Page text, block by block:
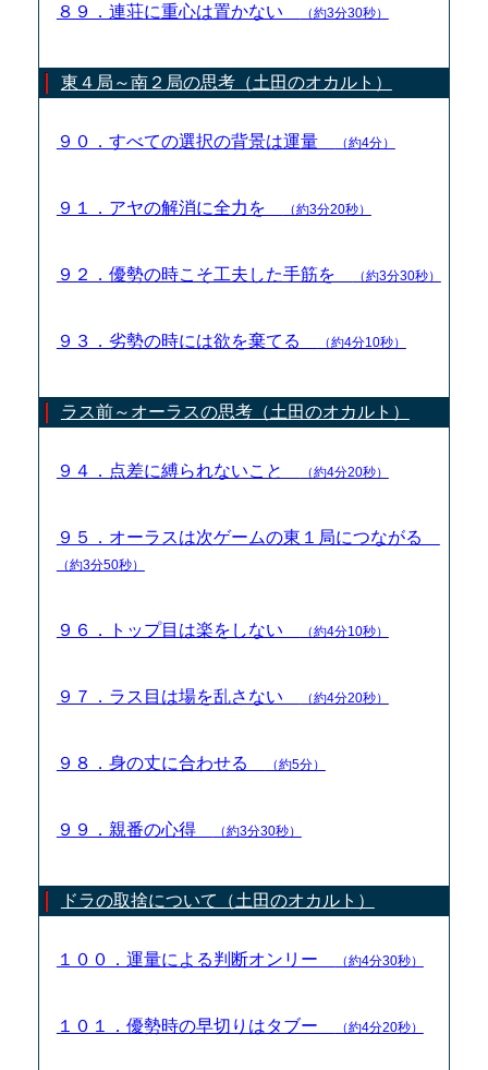
８９．連荘に重心は置かない （約3分30秒）
東４局～南２局の思考（土田のオカルト）
９０．すべての選択の背景は運量 （約4分）
９１．アヤの解消に全力を （約3分20秒）
９２．優勢の時こそ工夫した手筋を （約3分30秒）
９３．劣勢の時には欲を棄てる （約4分10秒）
ラス前～オーラスの思考（土田のオカルト）
９４．点差に縛られないこと （約4分20秒）
９５．オーラスは次ゲームの東１局につながる
（約3分50秒）
９６．トップ目は楽をしない （約4分10秒）
９７．ラス目は場を乱さない （約4分20秒）
９８．身の丈に合わせる （約5分）
９９．親番の心得 （約3分30秒）
ドラの取捨について（土田のオカルト）
１００．運量による判断オンリー （約4分30秒）
１０１．優勢時の早切りはタブー （約4分20秒）